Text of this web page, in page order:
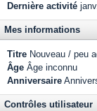
Dernière activité
Mes informations
Titre Nouveau / peu
Âge Âge inconnu
Anniversaire
Contrôles utilisateur